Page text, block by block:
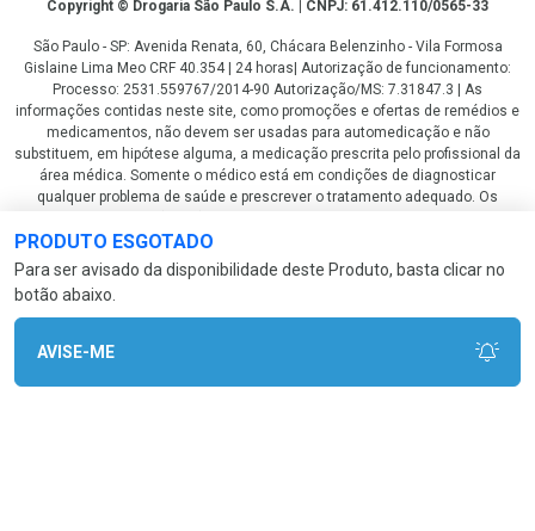
PRODUTO ESGOTADO
Para ser avisado da disponibilidade deste Produto, basta clicar no
botão abaixo.
AVISE-ME
Copyright © Drogaria São Paulo S.A. | CNPJ: 61.412.110/0565-33
São Paulo - SP: Avenida Renata, 60, Chácara Belenzinho - Vila Formosa
Gislaine Lima Meo CRF 40.354 | 24 horas| Autorização de funcionamento:
Processo: 2531.559767/2014-90 Autorização/MS: 7.31847.3 | As
informações contidas neste site, como promoções e ofertas de remédios e
medicamentos, não devem ser usadas para automedicação e não
substituem, em hipótese alguma, a medicação prescrita pelo profissional da
área médica. Somente o médico está em condições de diagnosticar
qualquer problema de saúde e prescrever o tratamento adequado. Os
fotos contidas em nosso site são meramente ilustrativas. *Preços e
disponibilidade sujeitos a alterações no decorrer do dia. Antibióticos e
antimicrobianos vendas apenas em lojas físicas ou televendas. Portaria nº
344 - 01/02/1999 - Ministério da Saúde. Horário de funcionamento Central
LGPD Aceite os Cookies